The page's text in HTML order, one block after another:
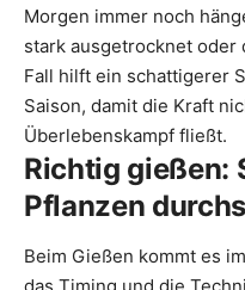
Morgen immer noch
stark ausgetrocknet oder
Fall hilft ein schattigerer
Saison, damit die Kraft
Überlebenskampf fließt.
Richtig gießen:
Pflanzen
Beim Gießen kommt es